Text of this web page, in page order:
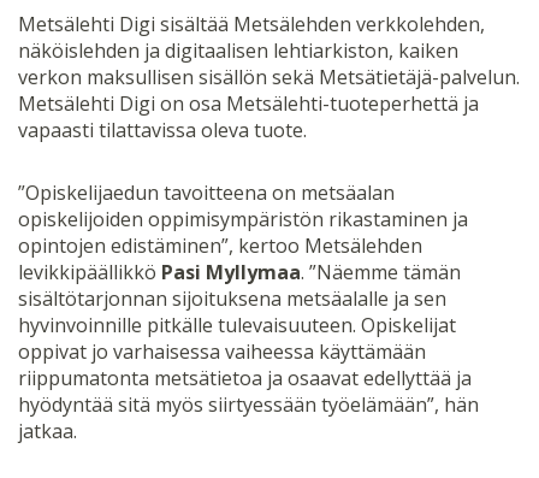
Metsälehti Digi sisältää Metsälehden verkkolehden,
näköislehden ja digitaalisen lehtiarkiston, kaiken
verkon maksullisen sisällön sekä Metsätietäjä-palvelun.
Metsälehti Digi on osa Metsälehti-tuoteperhettä ja
vapaasti tilattavissa oleva tuote.
”Opiskelijaedun tavoitteena on metsäalan
opiskelijoiden oppimisympäristön rikastaminen ja
opintojen edistäminen”, kertoo Metsälehden
levikkipäällikkö Pasi Myllymaa. ”Näemme tämän
sisältötarjonnan sijoituksena metsäalalle ja sen
hyvinvoinnille pitkälle tulevaisuuteen. Opiskelijat
oppivat jo varhaisessa vaiheessa käyttämään
riippumatonta metsätietoa ja osaavat edellyttää ja
hyödyntää sitä myös siirtyessään työelämään”, hän
jatkaa.